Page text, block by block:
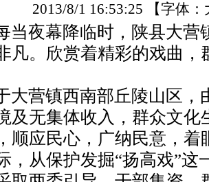
2013/8/1 16:53:25 【字体：
夜幕降临时，陕县大营
凡。欣赏着精彩的戏曲，
营镇西南部丘陵山区，
及无集体收入，群众文化
顺应民心，广纳民意，着
，从保护发掘“扬高戏”这